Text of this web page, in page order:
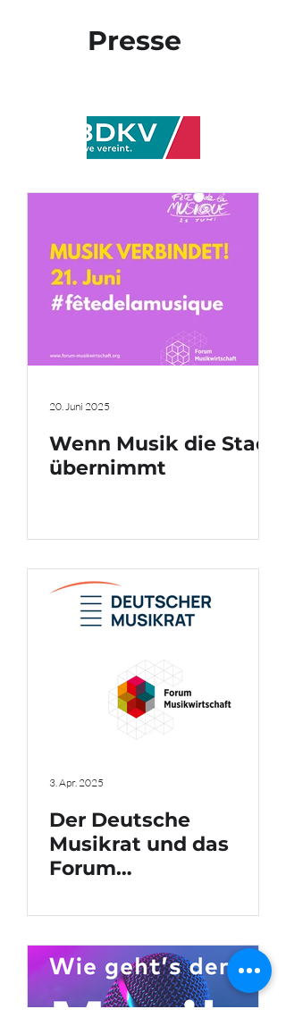
Presse
Wenn Musik die Stadt
übernimmt
20. Juni 2025
Der Deutsche
Musikrat und das
Forum
fordern von der neuen
Bundesregierung
wirkungsvolle
Rahmenbedingungen
und Maßnahmen zur
3. Apr. 2025